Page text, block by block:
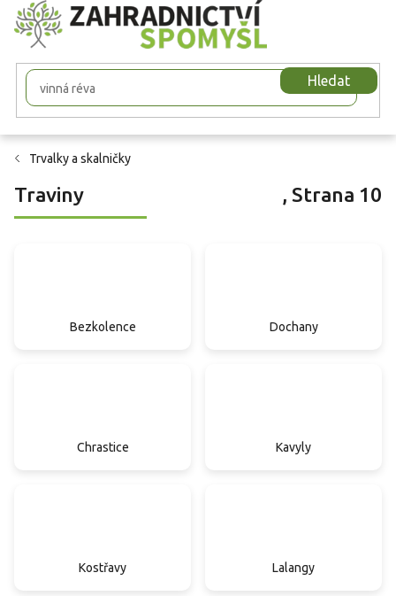
Přejít
na
obsah
Hledat
Trvalky a skalničky
Traviny , Strana 10
Bezkolence Dochany
Chrastice Kavyly
Kostřavy Lalangy